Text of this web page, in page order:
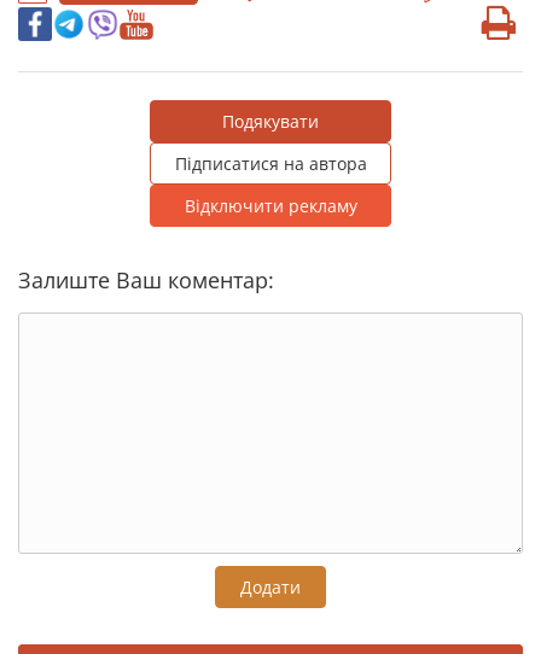
Подякувати
Підписатися на автора
Відключити рекламу
Залиште Ваш коментар:
Додати